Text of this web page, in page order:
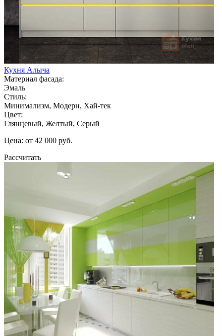
Кухня Алыча
Материал фасада:
Эмаль
Стиль:
Минимализм, Модерн, Хай-тек
Цвет:
Глянцевый, Желтый, Серый
Цена: от 42 000 руб.
Рассчитать